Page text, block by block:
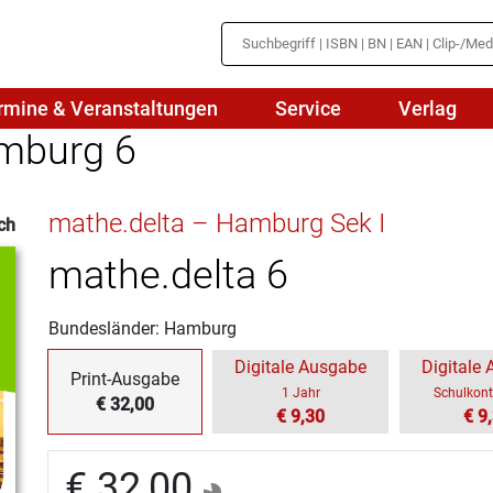
Medienbildung
Naturwissenschaften/NuT
Physik
Politik
Religion
Spanisch
& Veranstaltungen Service Verlag
6
mathe.delta – Hamburg Sek I
mathe.delta 6
Bundesländer: Hamburg
Print-Ausgabe
€ 32,00
Digitale Ausgabe
1 Jahr
€ 9,30
Digitale
€